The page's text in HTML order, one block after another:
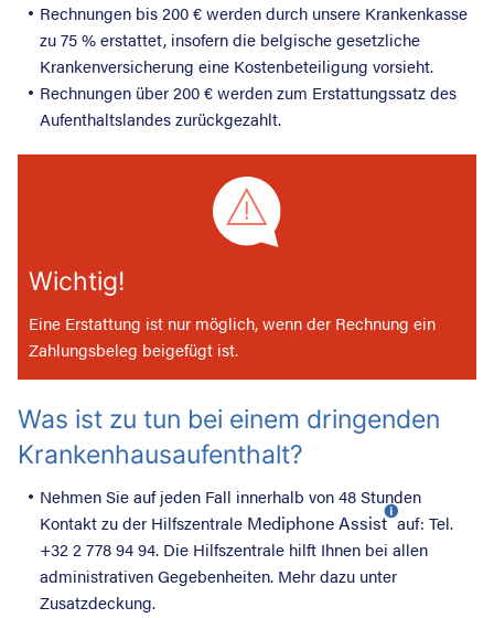
Rechnungen bis 200 € werden durch unsere Krankenkasse
zu 75 % erstattet, insofern die belgische gesetzliche
Krankenversicherung eine Kostenbeteiligung vorsieht.
Rechnungen über 200 € werden zum Erstattungssatz des
Aufenthaltslandes zurückgezahlt.
Wichtig!
Eine Erstattung ist nur möglich, wenn der Rechnung ein
Zahlungsbeleg beigefügt ist.
Was ist zu tun bei einem dringenden
Krankenhausaufenthalt?
Nehmen Sie auf jeden Fall innerhalb von 48 Stunden
Kontakt zu der Hilfszentrale Mediphone Assist auf: Tel.
+32 2 778 94 94. Die Hilfszentrale hilft Ihnen bei allen
administrativen Gegebenheiten. Mehr dazu unter
Zusatzdeckung.